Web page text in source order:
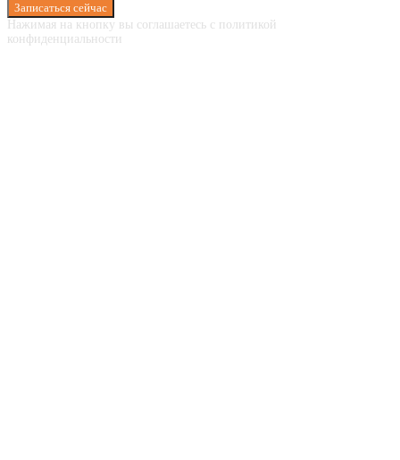
Записаться сейчас
Нажимая на кнопку вы соглашаетесь с политикой
конфиденциальности